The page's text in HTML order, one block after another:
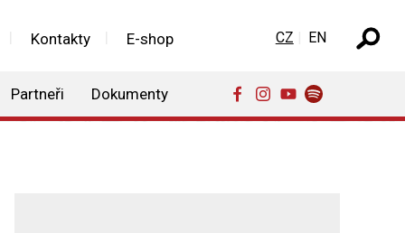
Kontakty E-shop
Partneři Dokumenty
Zvolte jazyk
CZ EN